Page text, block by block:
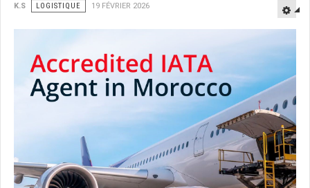
K.S LOGISTIQUE 19 FÉVRIER 2026